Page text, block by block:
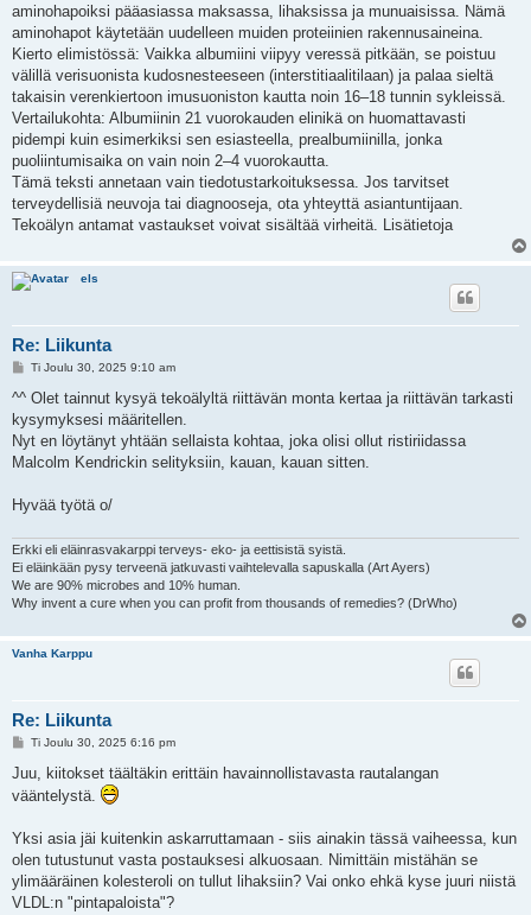
aminohapoiksi pääasiassa maksassa, lihaksissa ja munuaisissa. Nämä
aminohapot käytetään uudelleen muiden proteiinien rakennusaineina.
Kierto elimistössä: Vaikka albumiini viipyy veressä pitkään, se poistuu
välillä verisuonista kudosnesteeseen (interstitiaalitilaan) ja palaa sieltä
takaisin verenkiertoon imusuoniston kautta noin 16–18 tunnin sykleissä.
Vertailukohta: Albumiinin 21 vuorokauden elinikä on huomattavasti
pidempi kuin esimerkiksi sen esiasteella, prealbumiinilla, jonka
puoliintumisaika on vain noin 2–4 vuorokautta.
Tämä teksti annetaan vain tiedotustarkoituksessa. Jos tarvitset
terveydellisiä neuvoja tai diagnooseja, ota yhteyttä asiantuntijaan.
Tekoälyn antamat vastaukset voivat sisältää virheitä. Lisätietoja
els
Re: Liikunta
V
e
t
i
Ti Joulu 30, 2025 9:10 am
^^ Olet tainnut kysyä tekoälyltä riittävän monta kertaa ja riittävän tarkasti
kysymyksesi määritellen.
Nyt en löytänyt yhtään sellaista kohtaa, joka olisi ollut ristiriidassa
Malcolm Kendrickin selityksiin, kauan, kauan sitten.
Hyvää työtä o/
Erkki eli eläinrasvakarppi terveys- eko- ja eettisistä syistä.
Ei eläinkään pysy terveenä jatkuvasti vaihtelevalla sapuskalla (Art Ayers)
We are 90% microbes and 10% human.
Why invent a cure when you can profit from thousands of remedies? (DrWho)
Vanha Karppu
Re: Liikunta
V
e
t
Ti Joulu 30, 2025 6:16 pm
Juu, kiitokset täältäkin erittäin havainnollistavasta rautalangan
vääntelystä.
Yksi asia jäi kuitenkin askarruttamaan - siis ainakin tässä vaiheessa, kun
olen tutustunut vasta postauksesi alkuosaan. Nimittäin mistähän se
ylimääräinen kolesteroli on tullut lihaksiin? Vai onko ehkä kyse juuri niistä
VLDL:n "pintapaloista"?